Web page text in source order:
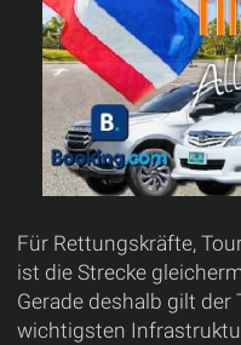
Für Rettungskräfte,
ist die Strecke
Gerade deshalb gilt der
wichtigsten